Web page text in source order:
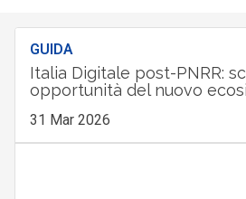
GUIDA
Italia Digitale post-PNRR:
opportunità del nuovo
31 Mar 2026